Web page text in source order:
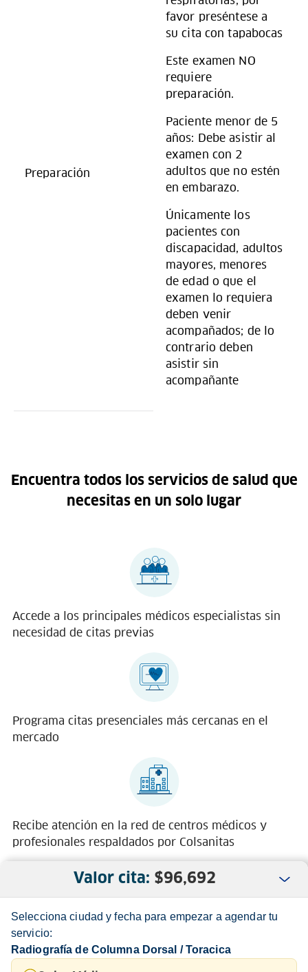
Preparación
favor preséntese a
su cita con tapabocas
Este examen NO
requiere
preparación.
Paciente menor de 5
años: Debe asistir al
examen con 2
adultos que no estén
en embarazo.
Únicamente los
pacientes con
discapacidad, adultos
mayores, menores
de edad o que el
examen lo requiera
deben venir
acompañados; de lo
contrario deben
asistir sin
acompañante
Valor cita: $96,692
Selecciona ciudad y fecha para empezar a agendar tu
servicio:
Radiografía de Columna Dorsal / Toracica
Encuentra todos los servicios de salud que
necesitas en un solo lugar
Accede a los principales médicos especialistas sin
necesidad de citas previas
Programa citas presenciales más cercanas en el
mercado
Recibe atención en la red de centros médicos y
profesionales respaldados por Colsanitas